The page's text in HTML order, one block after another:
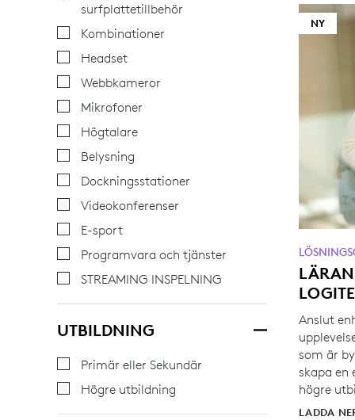
surfplattetillbehör
Kombinationer
Headset
Webbkameror
Mikrofoner
Högtalare
Belysning
Dockningsstationer
Videokonferenser
E-sport
Programvara och tjänster
STREAMING INSPELNING
UTBILDNING
Primär eller Sekundär
Högre utbildning
NY
Anslut
som är
skapa en
högre
LADDA